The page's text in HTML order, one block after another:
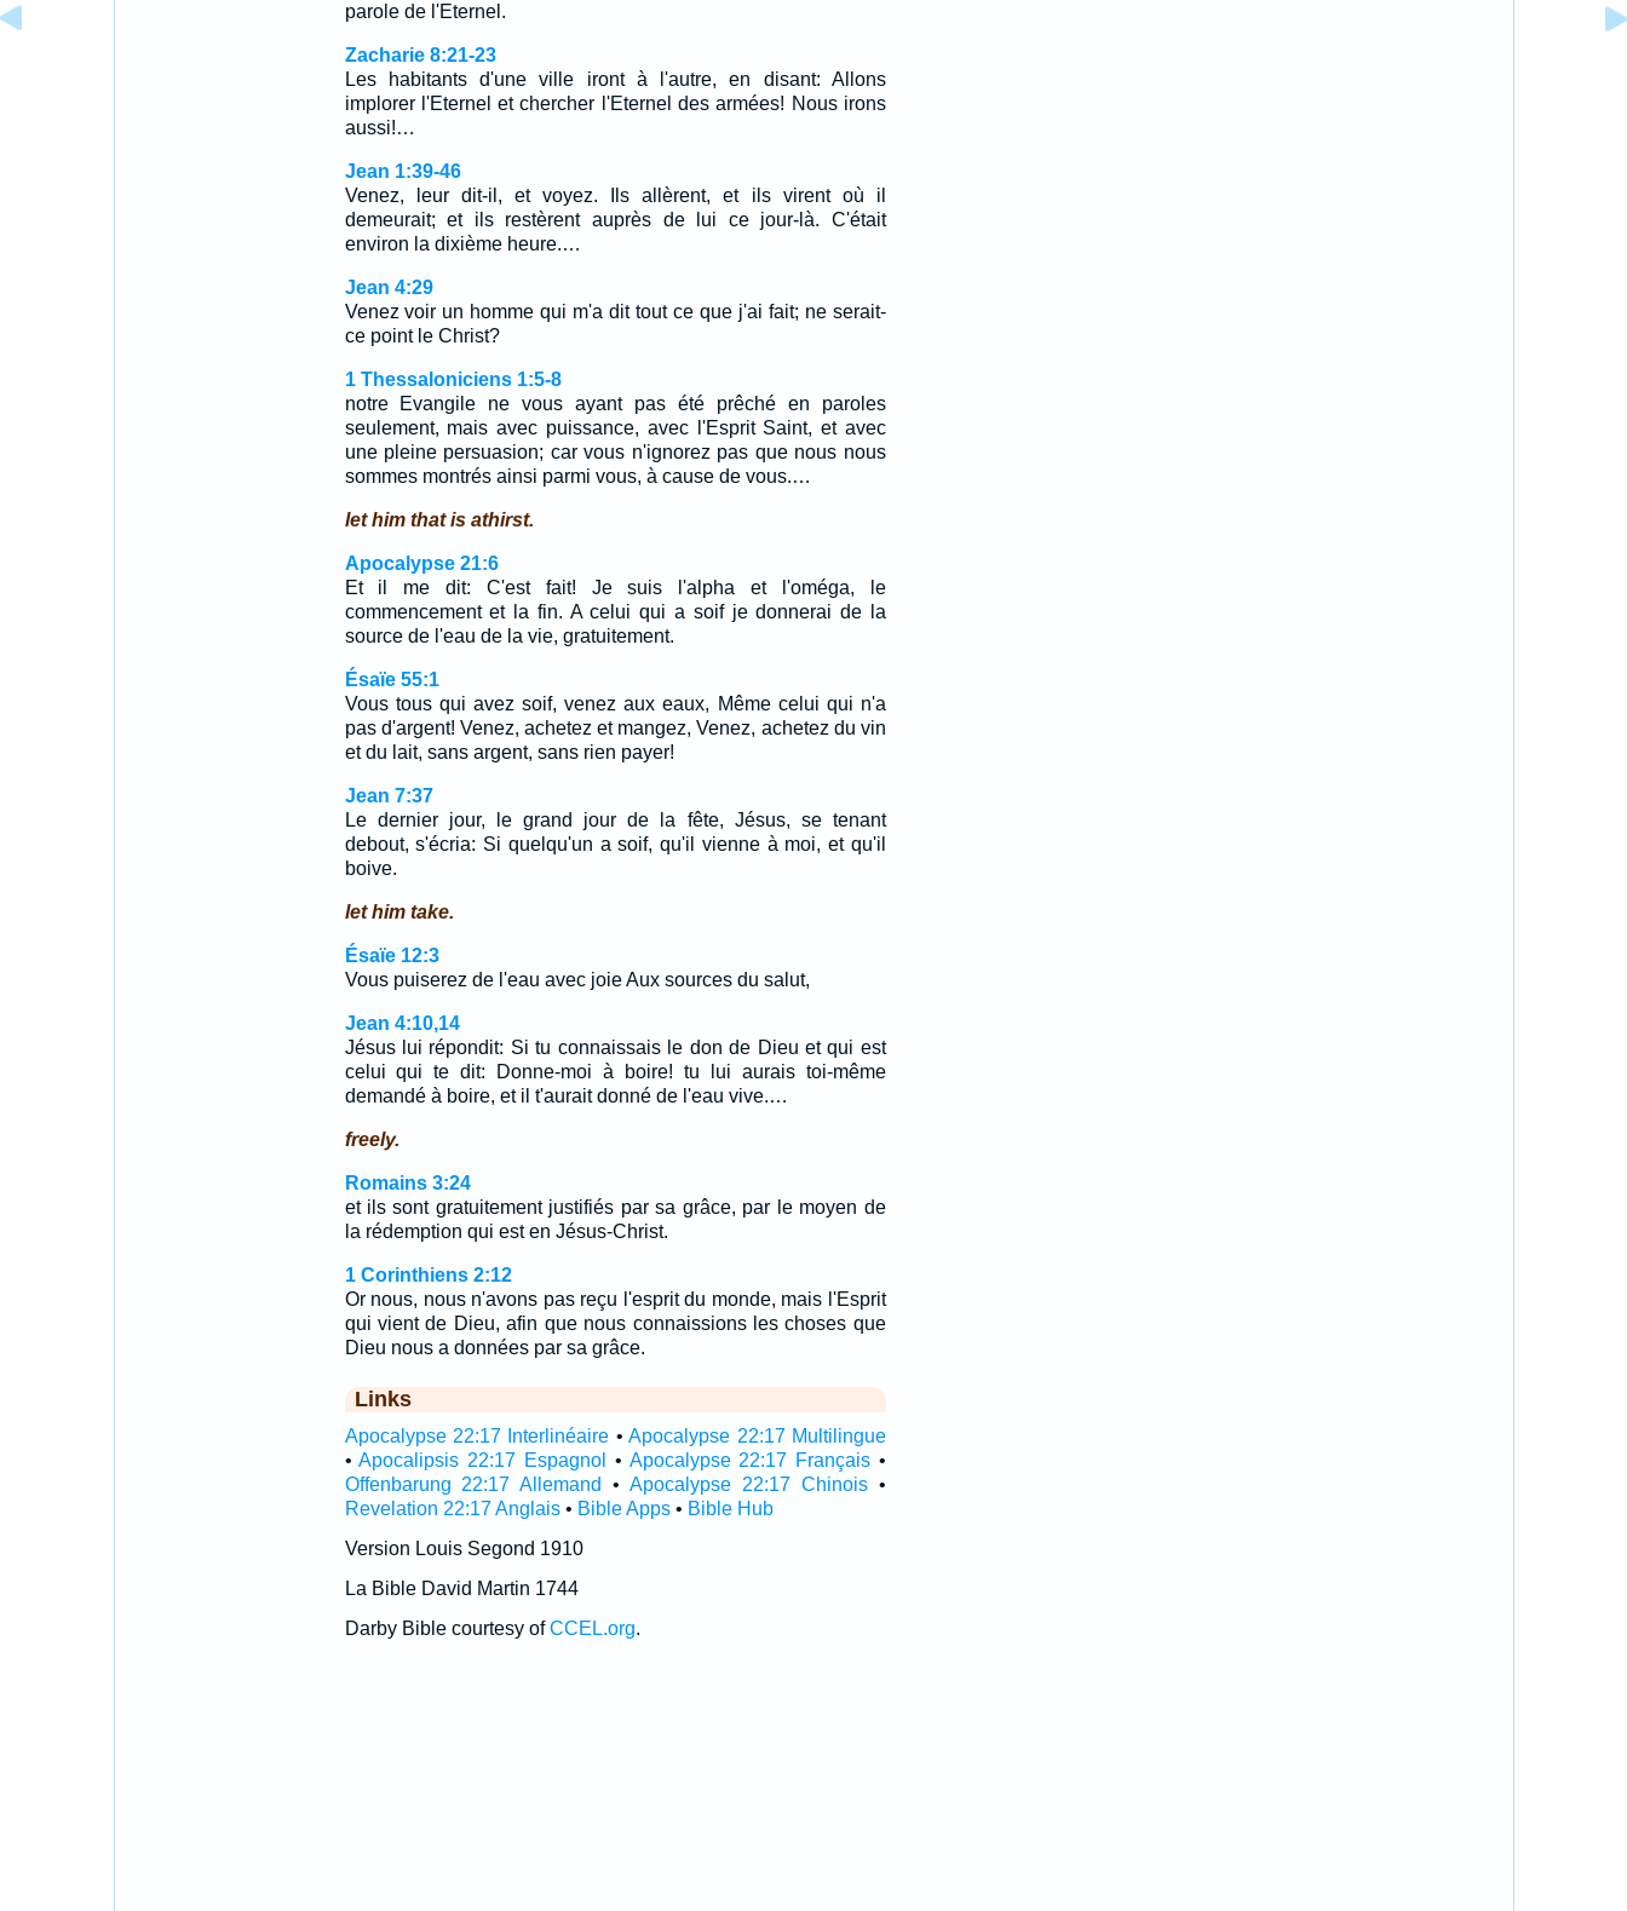
parole de l'Eternel.
Zacharie 8:21-23
Les habitants d'une ville iront à l'autre, en disant: Allons
implorer l'Eternel et chercher l'Eternel des armées! Nous irons
aussi!…
Jean 1:39-46
Venez, leur dit-il, et voyez. Ils allèrent, et ils virent où il
demeurait; et ils restèrent auprès de lui ce jour-là. C'était
environ la dixième heure.…
Jean 4:29
Venez voir un homme qui m'a dit tout ce que j'ai fait; ne serait-
ce point le Christ?
1 Thessaloniciens 1:5-8
notre Evangile ne vous ayant pas été prêché en paroles
seulement, mais avec puissance, avec l'Esprit Saint, et avec
une pleine persuasion; car vous n'ignorez pas que nous nous
sommes montrés ainsi parmi vous, à cause de vous.…
let him that is athirst.
Apocalypse 21:6
Et il me dit: C'est fait! Je suis l'alpha et l'oméga, le
commencement et la fin. A celui qui a soif je donnerai de la
source de l'eau de la vie, gratuitement.
Ésaïe 55:1
Vous tous qui avez soif, venez aux eaux, Même celui qui n'a
pas d'argent! Venez, achetez et mangez, Venez, achetez du vin
et du lait, sans argent, sans rien payer!
Jean 7:37
Le dernier jour, le grand jour de la fête, Jésus, se tenant
debout, s'écria: Si quelqu'un a soif, qu'il vienne à moi, et qu'il
boive.
let him take.
Ésaïe 12:3
Vous puiserez de l'eau avec joie Aux sources du salut,
Jean 4:10,14
Jésus lui répondit: Si tu connaissais le don de Dieu et qui est
celui qui te dit: Donne-moi à boire! tu lui aurais toi-même
demandé à boire, et il t'aurait donné de l'eau vive.…
freely.
Romains 3:24
et ils sont gratuitement justifiés par sa grâce, par le moyen de
la rédemption qui est en Jésus-Christ.
1 Corinthiens 2:12
Or nous, nous n'avons pas reçu l'esprit du monde, mais l'Esprit
qui vient de Dieu, afin que nous connaissions les choses que
Dieu nous a données par sa grâce.
Links
Apocalypse 22:17 Interlinéaire •Apocalypse 22:17 Multilingue
•Apocalipsis 22:17 Espagnol • Apocalypse 22:17 Français •
Offenbarung 22:17 Allemand
•Apocalypse 22:17 Chinois •
Revelation 22:17 Anglais• Bible Apps• Bible Hub
Version Louis Segond 1910
La Bible David Martin 1744
Darby Bible courtesy ofCCEL.org.